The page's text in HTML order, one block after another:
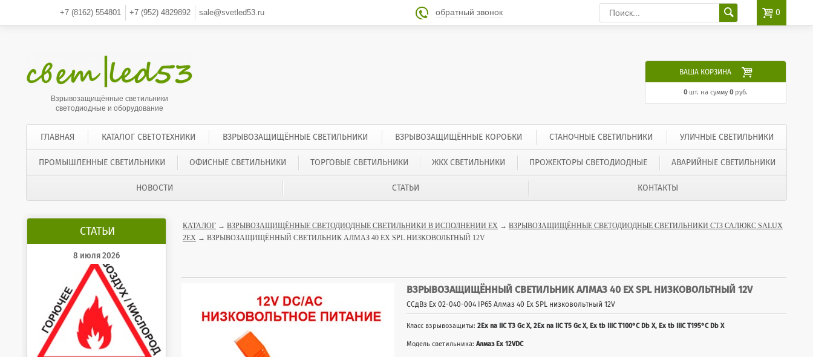
+7 (8162) 554801 +7 (952)4829892 sale@svetled53.ru  0
 обратный звонок
Взрывозащищённые светильники
светодиодные и оборудование
ВАША КОРЗИНА 
0шт. на сумму 0руб.
ГЛАВНАЯ КАТАЛОГ СВЕТОТЕХНИКИ ВЗРЫВОЗАЩИЩЁННЫЕ СВЕТИЛЬНИКИ ВЗРЫВОЗАЩИЩЁННЫЕ КОРОБКИ СТАНОЧНЫЕ СВЕТИЛЬНИКИ УЛИЧНЫЕ СВЕТИЛЬНИКИ
ПРОМЫШЛЕННЫЕ СВЕТИЛЬНИКИ ОФИСНЫЕ СВЕТИЛЬНИКИ ТОРГОВЫЕ СВЕТИЛЬНИКИ ЖКХ СВЕТИЛЬНИКИ ПРОЖЕКТОРЫ СВЕТОДИОДНЫЕ АВАРИЙНЫЕ СВЕТИЛЬНИКИ
НОВОСТИ СТАТЬИ КОНТАКТЫ
СТАТЬИ
8 июля 2026
КАТАЛОГ → ВЗРЫВОЗАЩИЩЁННЫЕ СВЕТОДИОДНЫЕ СВЕТИЛЬНИКИ В ИСПОЛНЕНИИ EX → ВЗРЫВОЗАЩИЩЁННЫЕ СВЕТОДИОДНЫЕ СВЕТИЛЬНИКИ СТЗ САЛЮКС SALUX
2EX → ВЗРЫВОЗАЩИЩЁННЫЙ СВЕТИЛЬНИК АЛМАЗ 40 ЕХ SPL НИЗКОВОЛЬТНЫЙ 12V
ВЗРЫВОЗАЩИЩЁННЫЙ СВЕТИЛЬНИК АЛМАЗ 40 ЕХ SPL НИЗКОВОЛЬТНЫЙ 12V
ССдВз Ех 02-040-004 IP65 Алмаз 40 Ех SPL низковольтный 12V
Класс взрывозащиты: 2Ex na IIC T3 Gc X, 2Ex na IIC T5 Gc X, Ex tb IIIC T100°C Db X, Ex tb IIIC T195°C Db X
Модель светильника: Алмаз Ex 12VDC